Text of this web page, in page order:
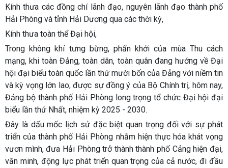
Kính thưa các đồng chí lãnh đạo, nguyên lãnh đạo thành phố
Hải Phòng và tỉnh Hải Dương qua các thời kỳ,
Kính thưa toàn thể Đại hội,
Trong không khí tưng bừng, phấn khởi của mùa Thu cách
mạng, khi toàn Đảng, toàn dân, toàn quân đang hướng về Đại
hội đại biểu toàn quốc lần thứ mười bốn của Đảng với niềm tin
và kỳ vọng lớn lao; được sự đồng ý của Bộ Chính trị, hôm nay,
Đảng bộ thành phố Hải Phòng long trọng tổ chức Đại hội đại
biểu lần thứ Nhất, nhiệm kỳ 2025 - 2030.
Đây là dấu mốc lịch sử đặc biệt quan trọng đối với sự phát
triển của thành phố Hải Phòng nhằm hiện thực hóa khát vọng
vươn mình, đưa Hải Phòng trở thành thành phố Cảng hiện đại,
văn minh, động lực phát triển quan trọng của cả nước, đi đầu